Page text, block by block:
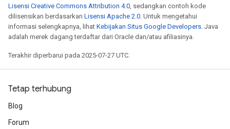
Lisensi Creative Commons Attribution 4.0, sedangkan contoh kode
dilisensikan berdasarkan Lisensi Apache 2.0. Untuk mengetahui
informasi selengkapnya, lihat Kebijakan Situs Google Developers. Java
adalah merek dagang terdaftar dari Oracle dan/atau afiliasinya.
Terakhir diperbarui pada 2025-07-27 UTC.
Tetap terhubung
Blog
Forum